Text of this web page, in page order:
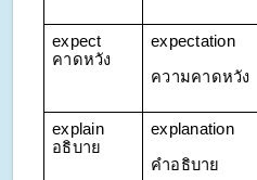
expect
คาดหวัง
expectation
ความคาดหวัง
explain
อธิบาย
explanation
คำอธิบาย